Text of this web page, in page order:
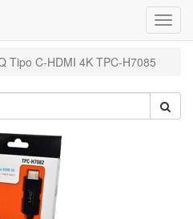
Tipo C-HDMI 4K TPC-H7085